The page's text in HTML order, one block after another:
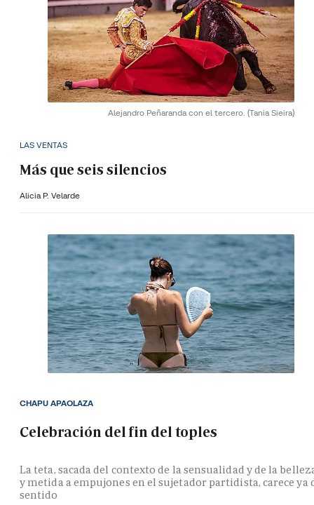
Alejandro Peñaranda con el tercero. (Tania Sieira)
LAS VENTAS
Más que seis silencios
Alicia P. Velarde
Celebración del fin del toples
La teta, sacada del contexto de la sensualidad y de la
y metida a empujones en el sujetador partidista, carece ya
sentido
CHAPU APAOLAZA